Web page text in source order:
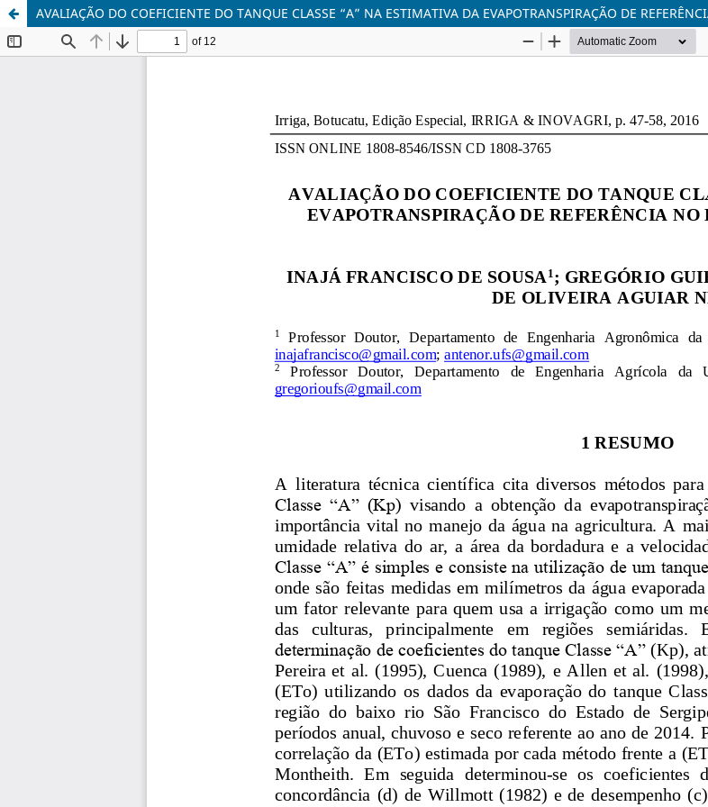
AVALIAÇÃO DO COEFICIENTE DO TANQUE CLASSE “A” NA ESTIMATIVA DA EVAPOTRANSPIRAÇÃO DE